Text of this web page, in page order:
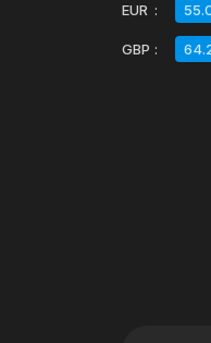
EUR :
GBP :